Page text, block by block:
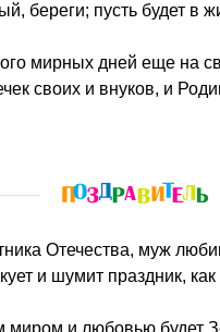
береги; пусть будет в
мирных дней еще на
своих и внуков, и
Отечества, муж
и шумит праздник,
миром и любовью будет